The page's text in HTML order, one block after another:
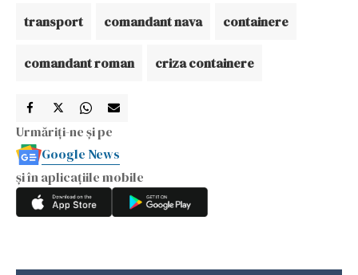
transport comandant nava containere
comandant roman criza containere
Urmăriți-ne și pe
Google News
și în aplicațiile mobile